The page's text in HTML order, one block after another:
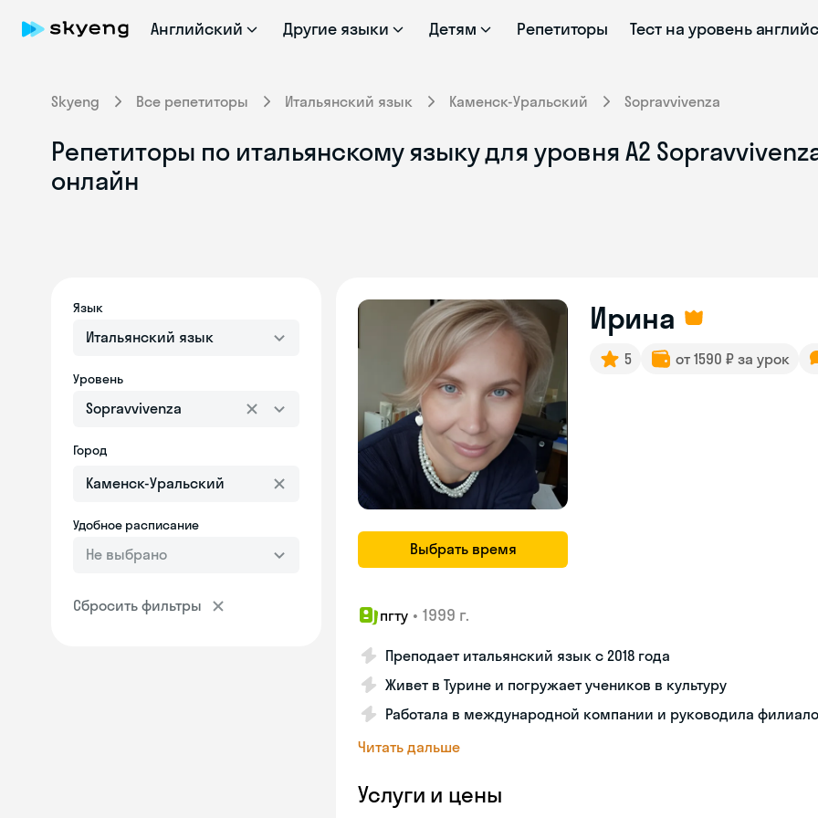
Английский Другие языки Детям Репетиторы Тест на уровень
Skyeng Все репетиторы Итальянский язык Каменск-Уральский Sopravvivenza
Репетиторы по итальянскому языку для уровня A2
онлайн
Язык
Итальянский язык
Уровень
Sopravvivenza
Город
Удобное расписание
Не выбрано
Сбросить фильтры
Выбрать время
Ирина
5 от 1590 ₽ за урок
пгту • 1999 г.
Преподает итальянский язык с 2018 года
Живет в Турине и погружает учеников в культуру
Работала в международной компании и руководила
Читать дальше
Услуги и цены